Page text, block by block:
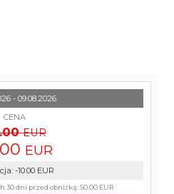
- 09.08.2026
CENA
EUR
EUR
: -10.00 EUR
30 dni przed obniżką:50.00 EUR